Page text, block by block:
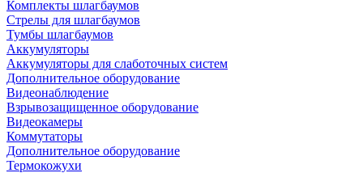
Комплекты шлагбаумов
Стрелы для шлагбаумов
Тумбы шлагбаумов
Аккумуляторы
Аккумуляторы для слаботочных систем
Дополнительное оборудование
Видеонаблюдение
Взрывозащищенное оборудование
Видеокамеры
Коммутаторы
Дополнительное оборудование
Термокожухи